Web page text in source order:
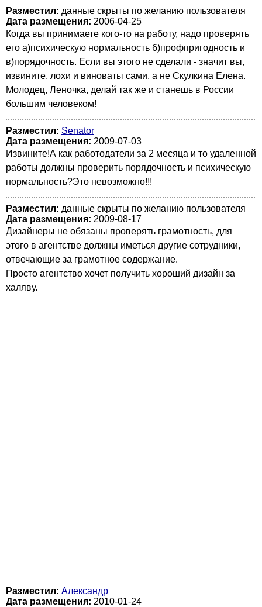
Разместил: данные скрыты по желанию пользователя
Дата размещения: 2006-04-25
Когда вы принимаете кого-то на работу, надо проверять
его а)психическую нормальность б)профпригодность и
в)порядочность. Если вы этого не сделали - значит вы,
извините, лохи и виноваты сами, а не Скулкина Елена.
Молодец, Леночка, делай так же и станешь в России
большим человеком!
Разместил: Senator
Дата размещения: 2009-07-03
Извините!А как работодатели за 2 месяца и то удаленной
работы должны проверить порядочность и психическую
нормальность?Это невозможно!!!
Разместил: данные скрыты по желанию пользователя
Дата размещения: 2009-08-17
Дизайнеры не обязаны проверять грамотность, для
этого в агентстве должны иметься другие сотрудники,
отвечающие за грамотное содержание.
Просто агентство хочет получить хороший дизайн за
халяву.
Разместил: Александр
Дата размещения: 2010-01-24